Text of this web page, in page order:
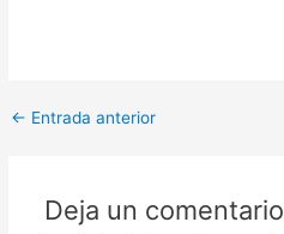
← Entrada anterior
Deja un comentario